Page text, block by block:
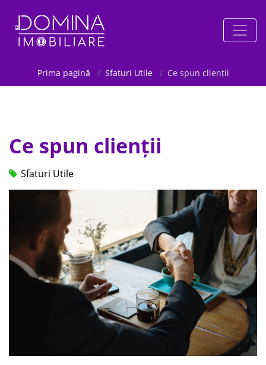
Prima pagină Sfaturi Utile Ce spun clienții
Ce spun clienții
Sfaturi Utile